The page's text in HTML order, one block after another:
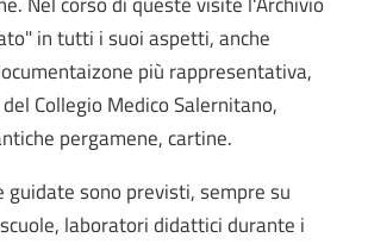
in tutti i suoi aspetti, anche
più rappresentativa,
Collegio Medico Salernitano,
pergamene, cartine.
guidate sono previsti, sempre su
laboratori didattici durante i